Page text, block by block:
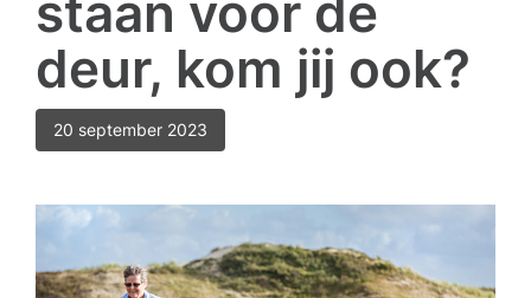
staan voor de
deur, kom jij ook?
20 september 2023